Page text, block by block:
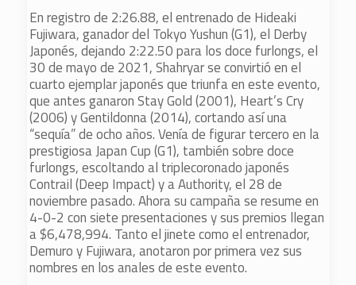
En registro de 2:26.88, el entrenado de Hideaki
Fujiwara, ganador del Tokyo Yushun (G1), el Derby
Japonés, dejando 2:22.50 para los doce furlongs, el
30 de mayo de 2021, Shahryar se convirtió en el
cuarto ejemplar japonés que triunfa en este evento,
que antes ganaron Stay Gold (2001), Heart’s Cry
(2006) y Gentildonna (2014), cortando así una
“sequía” de ocho años. Venía de figurar tercero en la
prestigiosa Japan Cup (G1), también sobre doce
furlongs, escoltando al triplecoronado japonés
Contrail (Deep Impact) y a Authority, el 28 de
noviembre pasado. Ahora su campaña se resume en
4-0-2 con siete presentaciones y sus premios llegan
a $6,478,994. Tanto el jinete como el entrenador,
Demuro y Fujiwara, anotaron por primera vez sus
nombres en los anales de este evento.